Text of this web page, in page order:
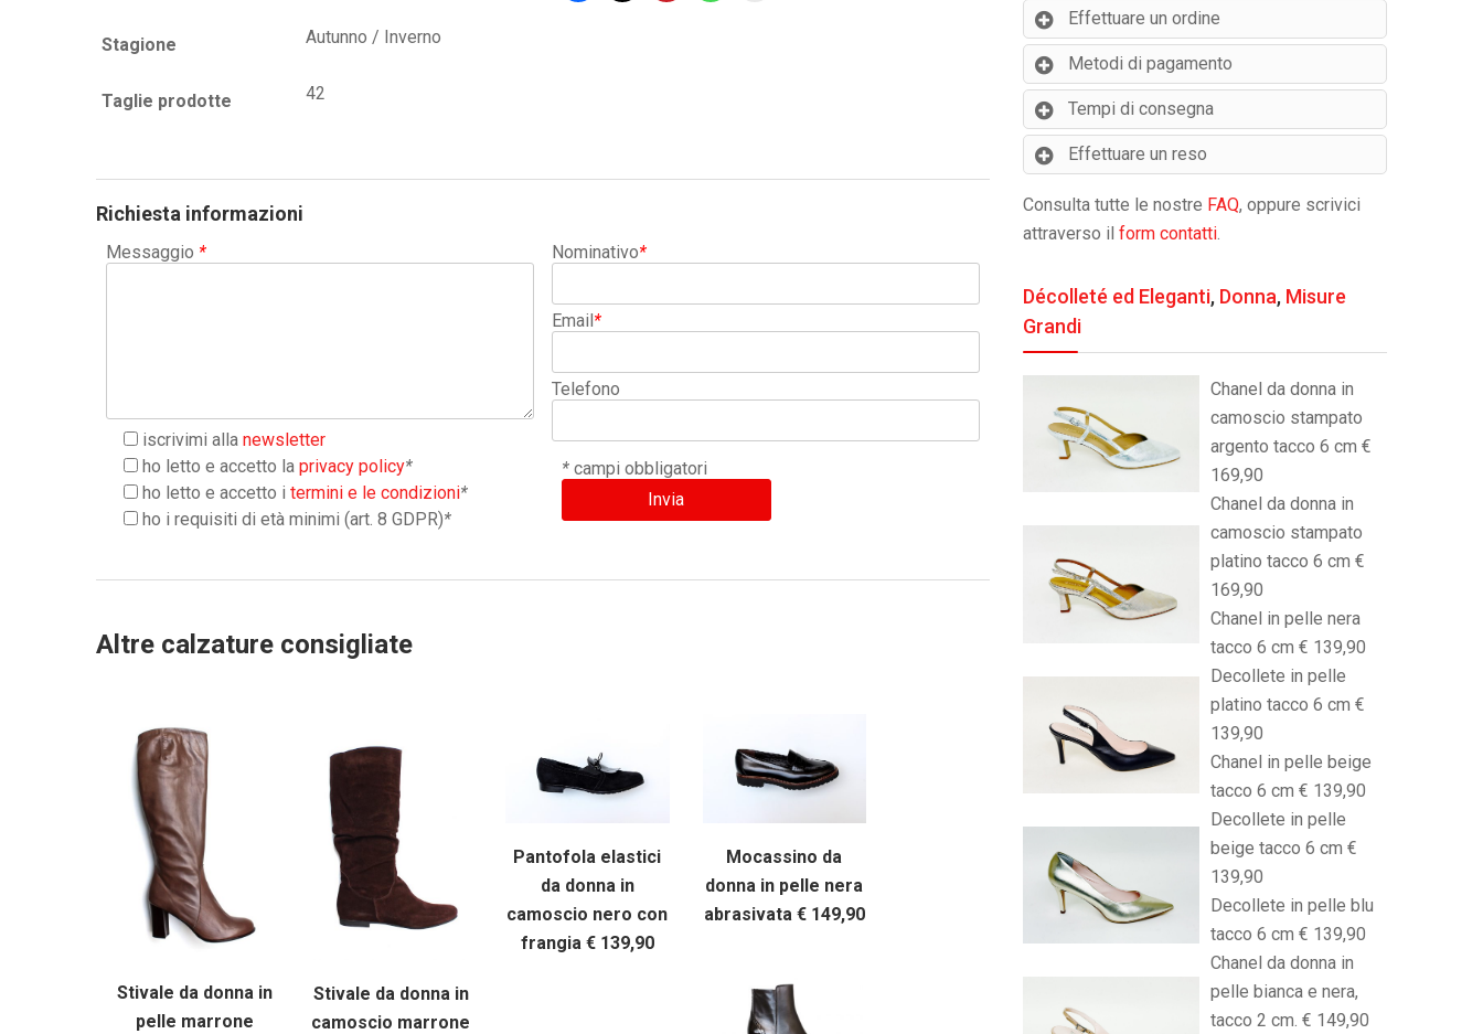
Stagione Autunno / Inverno
Taglie prodotte 42
Richiesta informazioni
Messaggio *
iscrivimi alla newsletter
ho letto e accetto la privacy policy*
ho letto e accetto i termini e le condizioni*
ho i requisiti di età minimi (art. 8 GDPR)*
Nominativo*
Email*
Telefono
*campi obbligatori
Altre calzature consigliate
Stivale da donna in
pelle marrone
Stivale da donna in
camoscio marrone
Pantofola elastici
da donna in
camoscio nero con
frangia € 139,90
Mocassino da
donna in pelle nera
abrasivata € 149,90
Effettuare un ordine
Metodi di pagamento
Tempi di consegna
Effettuare un reso
Consulta tutte le nostre FAQ, oppure scrivici
attraverso il form contatti.
Décolleté ed Eleganti, Donna, Misure
Grandi
Chanel da donna in
camoscio stampato
argento tacco 6 cm €
169,90
Chanel da donna in
camoscio stampato
platino tacco 6 cm €
169,90
Chanel in pelle nera
tacco 6 cm € 139,90
Decollete in pelle
platino tacco 6 cm €
139,90
Chanel in pelle beige
tacco 6 cm € 139,90
Decollete in pelle
beige tacco 6 cm €
139,90
Decollete in pelle blu
tacco 6 cm € 139,90
Chanel da donna in
pelle bianca e nera,
tacco 2 cm. € 149,90